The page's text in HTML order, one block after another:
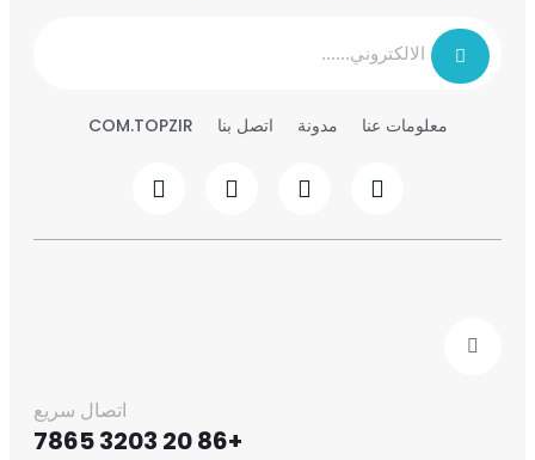
معلومات عنا مدونة اتصل بنا COM.TOPZIR
اتصال سريع
+86 20 3203 7865